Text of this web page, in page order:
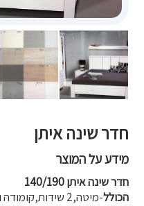
חדר שינה איתן
מידע על המוצר
חדר שינה איתן 140/190
הכולל-מיטה,2 שידות,קומודה ומראה.